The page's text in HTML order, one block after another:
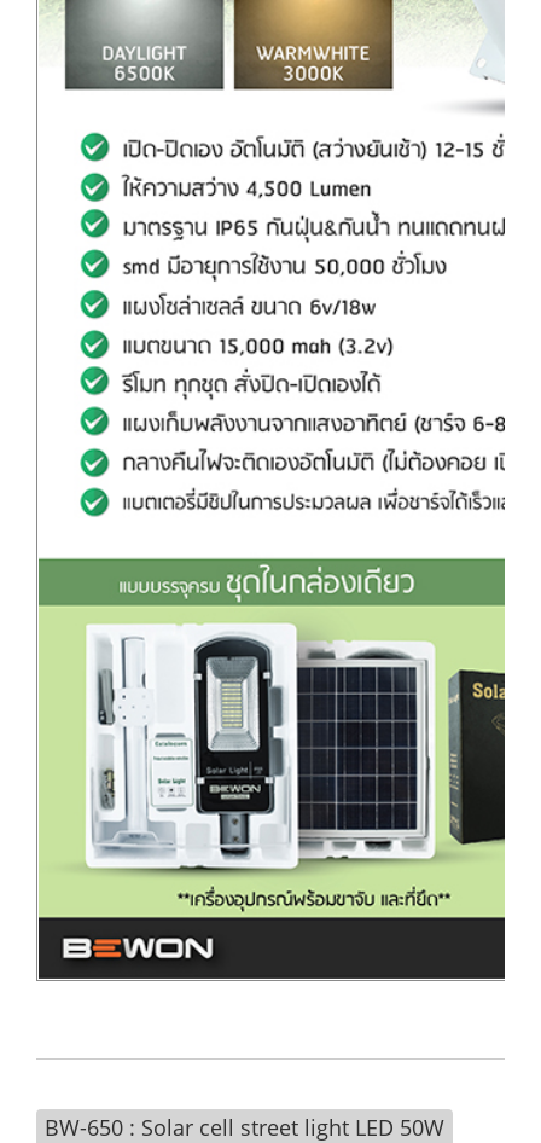
BW-650 : Solar cell street light LED 50W